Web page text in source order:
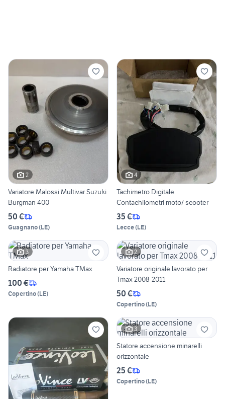
2
Variatore Malossi Multivar Suzuki
Burgman 400
50 €
Guagnano(LE)
4
Tachimetro Digitale
Contachilometri moto/ scooter
35 €
Lecce(LE)
3
Radiatore per Yamaha TMax
100 €
Copertino(LE)
2
Variatore originale lavorato per
Tmax 2008-2011
50 €
Copertino(LE)
3
Statore accensione minarelli
orizzontale
25 €
Copertino(LE)